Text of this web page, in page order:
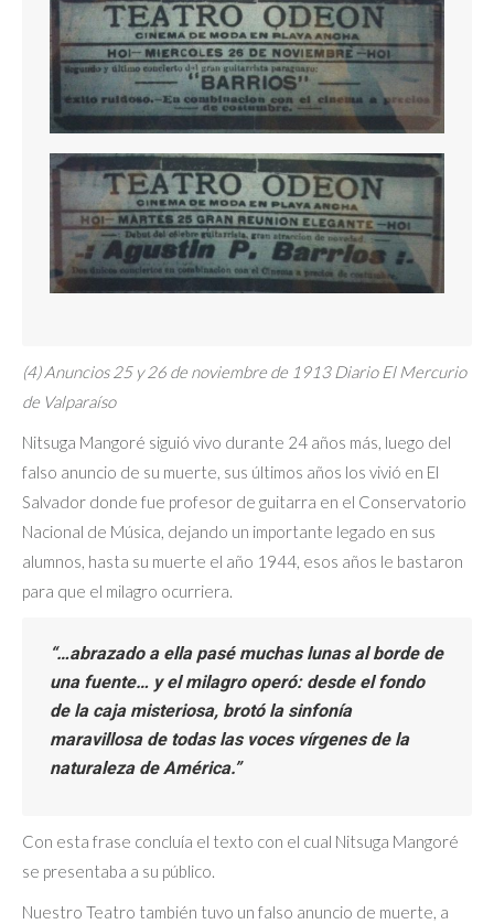
(4) Anuncios 25 y 26 de noviembre de 1913 Diario El Mercurio
de Valparaíso
Nitsuga Mangoré siguió vivo durante 24 años más, luego del
falso anuncio de su muerte, sus últimos años los vivió en El
Salvador donde fue profesor de guitarra en el Conservatorio
Nacional de Música, dejando un importante legado en sus
alumnos, hasta su muerte el año 1944, esos años le bastaron
para que el milagro ocurriera.
“…abrazado a ella pasé muchas lunas al borde de
una fuente… y el milagro operó: desde el fondo
de la caja misteriosa, brotó la sinfonía
maravillosa de todas las voces vírgenes de la
naturaleza de América.”
Con esta frase concluía el texto con el cual Nitsuga Mangoré
se presentaba a su público.
Nuestro Teatro también tuvo un falso anuncio de muerte, a